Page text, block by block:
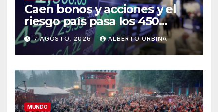
Caen bonos y acciones y el
riesgo país pasa los 450
puntos tras las concesiones
que tuvo que hacer el
Gobierno en el Congreso
7 AGOSTO, 2026 ALBERTO ORBINA
MUNDO